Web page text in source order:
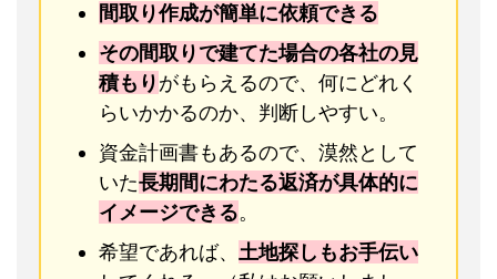
間取り作成が簡単に依頼できる
その間取りで建てた場合の各社の見
積もりがもらえるので、何にどれく
らいかかるのか、判断しやすい。
資金計画書もあるので、漠然として
いた長期間にわたる返済が具体的に
イメージできる。
希望であれば、 土地探しもお手伝い